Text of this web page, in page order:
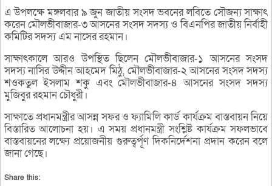
এ উপলক্ষে মঙ্গলবার ৯ জুন জাতীয় সংসদ ভবনের লবিতে সৌজন্য সাক্ষাৎ
করেন মৌলভীবাজার-৩ আসনের সংসদ সদস্য ও বিএনপির জাতীয় নির্বাহী
কমিটির সদস্য এম নাসের রহমান।
সাক্ষাৎকালে আরও উপস্থিত ছিলেন মৌলভীবাজার-১ আসনের সংসদ
সদস্য নাসির উদ্দীন আহমেদ মিঠু, মৌলভীবাজার-২ আসনের সংসদ সদস্য
শওকতুল ইসলাম শকু এবং মৌলভীবাজার-৪ আসনের সংসদ সদস্য
মুজিবুর রহমান চৌধুরী।
সাক্ষাতে প্রধানমন্ত্রীর আসন্ন সফর ও ফ্যামিলি কার্ড কার্যক্রম বাস্তবায়ন নিয়ে
বিস্তারিত আলোচনা হয়। এ সময় প্রধানমন্ত্রী সংশ্লিষ্ট কার্যক্রম সফলভাবে
বাস্তবায়নের লক্ষ্যে প্রয়োজনীয় গুরুত্বর্পূণ দিকনির্দেশনা প্রদান করেন বলে
জানা গেছে।
Share this: